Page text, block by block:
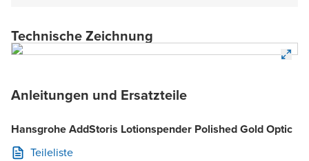
Technische Zeichnung
Anleitungen und Ersatzteile
Hansgrohe AddStoris Lotionspender Polished Gold Optic
Teileliste